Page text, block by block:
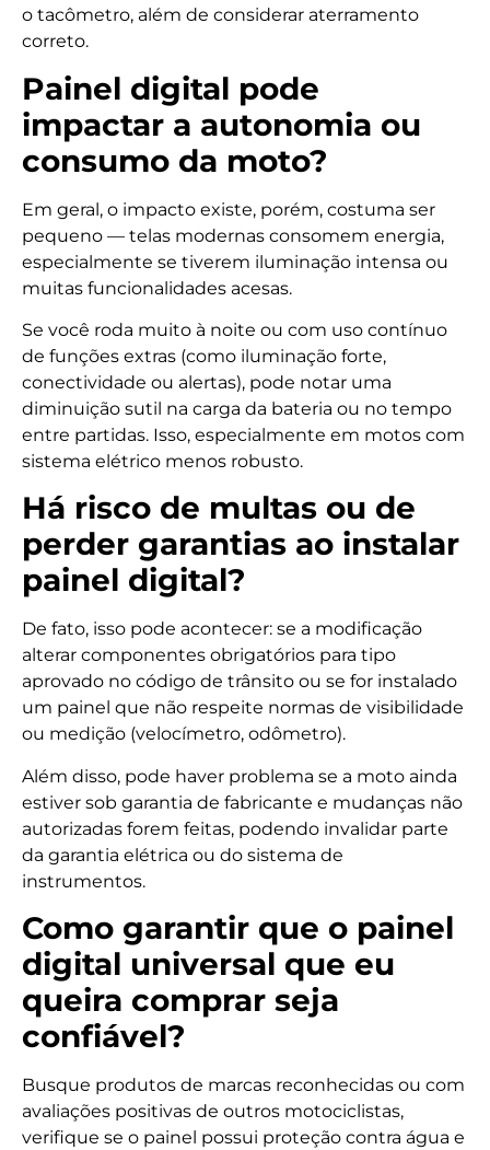
o tacômetro, além de considerar aterramento
correto.
Painel digital pode
impactar a autonomia ou
consumo da moto?
Em geral, o impacto existe, porém, costuma ser
pequeno — telas modernas consomem energia,
especialmente se tiverem iluminação intensa ou
muitas funcionalidades acesas.
Se você roda muito à noite ou com uso contínuo
de funções extras (como iluminação forte,
conectividade ou alertas), pode notar uma
diminuição sutil na carga da bateria ou no tempo
entre partidas. Isso, especialmente em motos com
sistema elétrico menos robusto.
Há risco de multas ou de
perder garantias ao instalar
painel digital?
De fato, isso pode acontecer: se a modificação
alterar componentes obrigatórios para tipo
aprovado no código de trânsito ou se for instalado
um painel que não respeite normas de visibilidade
ou medição (velocímetro, odômetro).
Além disso, pode haver problema se a moto ainda
estiver sob garantia de fabricante e mudanças não
autorizadas forem feitas, podendo invalidar parte
da garantia elétrica ou do sistema de
instrumentos.
Como garantir que o painel
digital universal que eu
queira comprar seja
confiável?
Busque produtos de marcas reconhecidas ou com
avaliações positivas de outros motociclistas,
verifique se o painel possui proteção contra água e